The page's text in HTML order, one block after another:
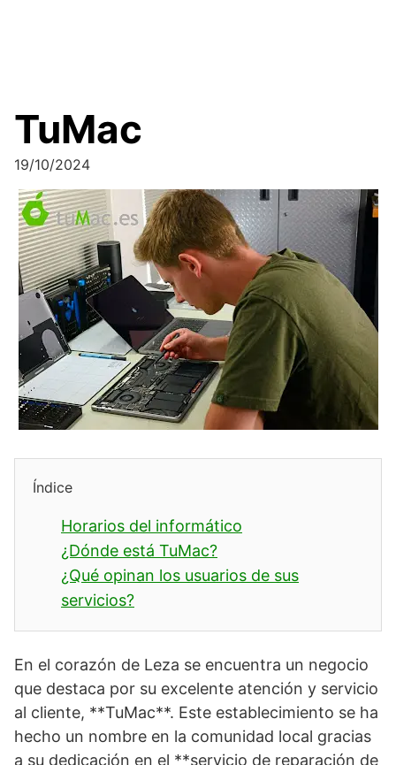
TuMac
19/10/2024
Índice
Horarios del informático
¿Dónde está TuMac?
¿Qué opinan los usuarios de sus
servicios?
En el corazón de Leza se encuentra un negocio
que destaca por su excelente atención y servicio
al cliente, **TuMac**. Este establecimiento se ha
hecho un nombre en la comunidad local gracias
a su dedicación en el **servicio de reparación de